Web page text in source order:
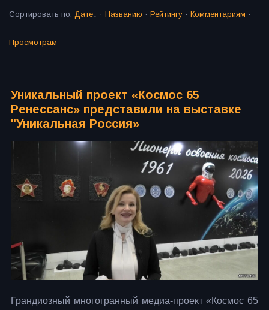
Сортировать по: Дате · Названию · Рейтингу · Комментариям ·
Просмотрам
Уникальный проект «Космос 65
Ренессанс» представили на выставке
"Уникальная Россия»
Грандиозный многогранный медиа-проект «Космос 65